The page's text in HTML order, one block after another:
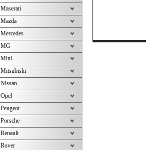
Maserati
Mazda
Mercedes
MG
Mini
Mitsubishi
Nissan
Opel
Peugeot
Porsche
Renault
Rover